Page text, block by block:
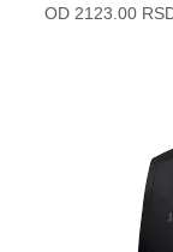
OD 2123.00